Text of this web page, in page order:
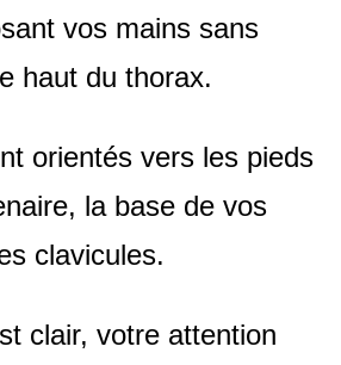
vos mains sans
haut du thorax.
orientés vers les pieds
la base de vos
clavicules.
clair, votre attention